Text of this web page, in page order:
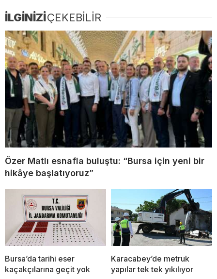
İLGİNİZİÇEKEBİLİR
Özer Matlı esnafla buluştu: “Bursa için yeni bir
hikâye başlatıyoruz”
Bursa’da tarihi eser
kaçakçılarına geçit yok
Karacabey’de metruk
yapılar tek tek yıkılıyor